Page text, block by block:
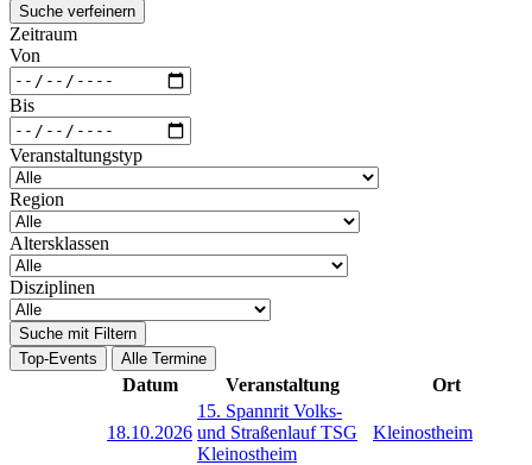
Suche verfeinern
Zeitraum
Von
Bis
Veranstaltungstyp
Region
Altersklassen
Disziplinen
Suche mit Filtern
Top-Events
Alle Termine
Datum Veranstaltung Ort
18.10.2026
15. Spannrit Volks-
und Straßenlauf TSG
Kleinostheim
Kleinostheim